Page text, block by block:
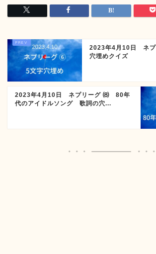
2023年4月10日 ネ
穴埋めクイズ
2023年4月10日 ネプリーグ ⑻ 80年
代のアイドルソング 歌詞の穴...